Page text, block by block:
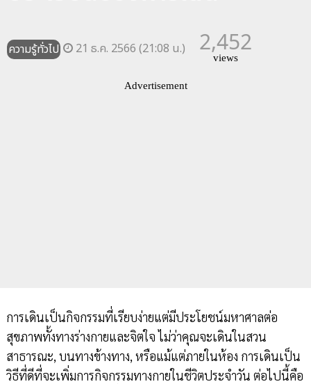
ความรู้ทั่วไป 21 ธ.ค. 2566 (21:08 น.) 2,452
views
Advertisement
การเดินเป็นกิจกรรมที่เรียบง่ายแต่มีประโยชน์มหาศาลต่อ
สุขภาพทั้งทางร่างกายและจิตใจ ไม่ว่าคุณจะเดินในสวน
สาธารณะ, บนทางข้างทาง, หรือแม้แต่ภายในห้อง การเดินเป็น
วิธีที่ดีที่จะเพิ่มการกิจกรรมทางกายในชีวิตประจำวัน ต่อไปนี้คือ